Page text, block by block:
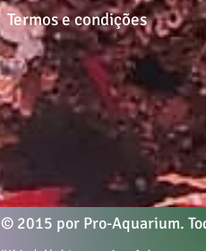
Termos e condições
© 2015 por Pro-Aquarium.